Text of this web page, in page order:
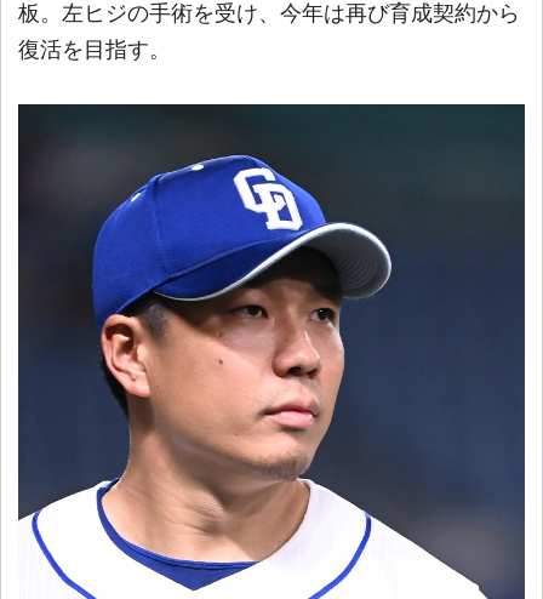
板。左ヒジの手術を受け、今年は再び育成契約から
復活を目指す。